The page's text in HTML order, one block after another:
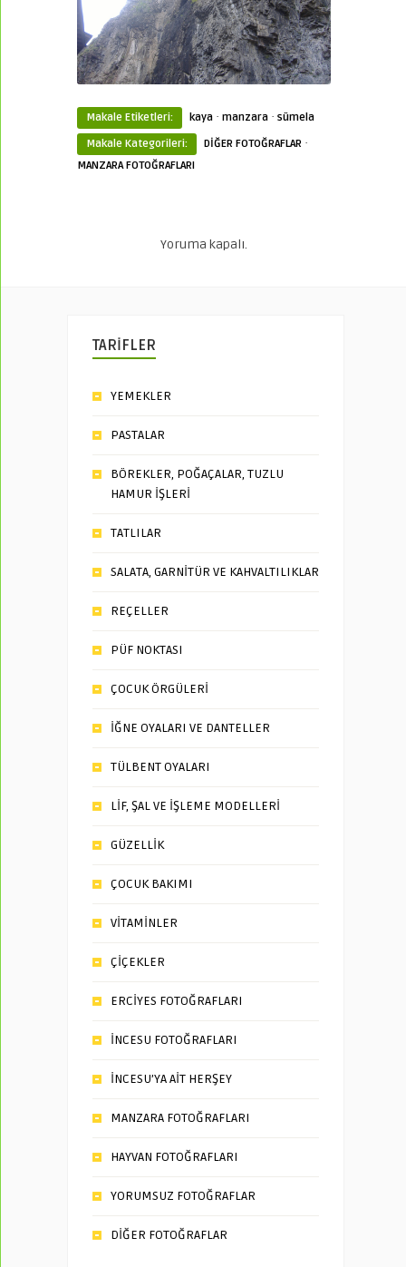
Makale Etiketleri: kaya · manzara · sümela
Makale Kategorileri:
DİĞER FOTOĞRAFLAR ·
MANZARA FOTOĞRAFLARI
Yoruma kapalı.
TARİFLER
YEMEKLER
PASTALAR
BÖREKLER, POĞAÇALAR, TUZLU
HAMUR İŞLERİ
TATLILAR
SALATA, GARNİTÜR VE KAHVALTILIKLAR
REÇELLER
PÜF NOKTASI
ÇOCUK ÖRGÜLERİ
İĞNE OYALARI VE DANTELLER
TÜLBENT OYALARI
LİF, ŞAL VE İŞLEME MODELLERİ
GÜZELLİK
ÇOCUK BAKIMI
VİTAMİNLER
ÇİÇEKLER
ERCİYES FOTOĞRAFLARI
İNCESU FOTOĞRAFLARI
İNCESU’YA AİT HERŞEY
MANZARA FOTOĞRAFLARI
HAYVAN FOTOĞRAFLARI
YORUMSUZ FOTOĞRAFLAR
DİĞER FOTOĞRAFLAR